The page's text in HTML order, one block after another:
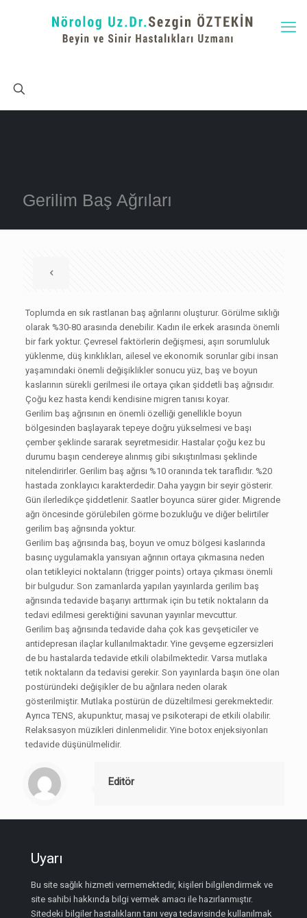
Gerilim Baş Ağrıları
Toplumda en sık rastlanan baş ağrılarını oluşturur. Görülme sıklığı
olarak %30-80 arasında denebilir. Kadın ile erkek arasında önemli
bir fark yoktur. Çevresel faktörlerin değişmesi, aşırı sorumluluk
yüklenme, düş kırıklıkları, ailesel ve ekonomik sorunlar gibi insan
yaşamındaki önemli değişiklikler sonucu yüz, baş ve boyun
kaslarının sürekli gerilmesi ile ortaya çıkan şiddetli baş ağrısıdır.
Çoğu kez hasta kendi kendisine migren tanısı koyar.
Gerilim baş ağrısının en önemli özelliği genellikle boyun
bölgesinden başlayarak tepeye doğru yükselmesi ve başı
çember şeklinde sararak seyretmesidir. Hastalar çoğu kez bu
durumu başın cendereye alınmış gibi sıkıştırılması şeklinde
nitelendirirler. Gerilim baş ağrısı %10 oranında tek taraflıdır. %20
hastada zonklayıcı karakterdedir. Daha yaygın bir seyir gösterir.
Gün ilerledikçe şiddetlenir. Saatler boyunca sürer gider. Migrende
ağrı öncesinde görülebilen görme bozukluğu ve diğer belirtiler
gerilim baş ağrısında yoktur.
Gerilim baş ağrısında baş, boyun ve omuz bölgesi kaslarında
basınç uygulamakla yansıyan ağrının ortaya çıkmasına neden
olan tetikleyici noktaların (trigger points) ortaya çıkması önemli
bir bulgudur. Son zamanlarda yapılan yayınlarda gerilim baş
ağrısında tedavide başarıyı arttırmak için bu tetik noktaların da
tedavi edilmesi gerektiğini savunan yayınlar mevcuttur.
Gerilim baş ağrısında tedavide daha çok kas gevşeticiler ve
antidepresan ilaçlar kullanılmaktadır. Yine gevşeme egzersizleri
de bu hastalarda tedavide etkili olabilmektedir. Varsa mutlaka
tetik noktaların da tedavisi gerekir. Son yayınlarda başın öne olan
postüründeki değişikler de bu ağrılara neden olarak
gösterilmiştir. Mutlaka postürün de düzeltilmesi gerekmektedir.
Ayrıca TENS, akupunktur, masaj ve psikoterapi de etkili olabilir.
Relaksasyon müzikleri dinlenmelidir. Yine botox enjeksiyonları
tedavide düşünülmelidir.
Editör
Uyarı
Bu site sağlık hizmeti vermemektedir, kişileri bilgilendirmek ve
site sahibi hakkında bilgi vermek amacı ile hazırlanmıştır.
Sitedeki bilgiler hastalıkların tanı veya tedavisinde kullanılmak